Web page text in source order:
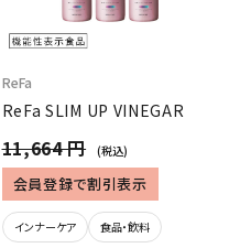
ReFa
ReFa SLIM UP VINEGAR
11,664 円 (税込)
会員登録で割引表示
インナーケア 食品・飲料